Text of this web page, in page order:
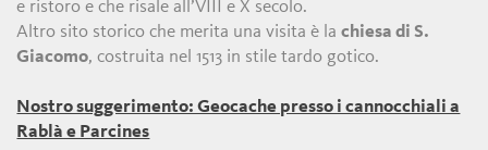
e ristoro e che risale all’VIII e X secolo.
Altro sito storico che merita una visita è lachiesa di S.
Giacomo, costruita nel 1513 in stile tardo gotico.
Nostro suggerimento: Geocache presso i cannocchiali a
Rablà e Parcines